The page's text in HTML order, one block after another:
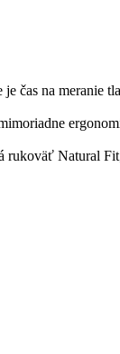
čas na
rukoväť Natural